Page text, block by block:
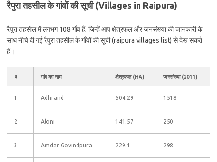
रैपुरा तहसील के गांवों की सूची (Villages in Raipura)
रैपुरा तहसील में लगभग 108 गाँव हैं, जिन्हें आप क्षेत्रफल और जनसंख्या की जानकारी के
साथ नीचे दी गई रैपुरा तहसील के गाँवों की सूची (raipura villages list) से देख सकते
हैं।
# गांव का नाम क्षेत्रफल (HA) जनसंख्या (2011)
1 Adhrand 504.29 1518
2 Aloni 141.57 250
3 Amdar Govindpura 229.1 298